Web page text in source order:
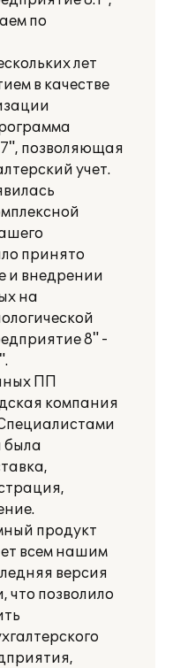
по
лет
в качестве
позволяющая
учет.
принято
и внедрении
на
8" -
ПП
компания
продукт
всем нашим
версия
что позволило